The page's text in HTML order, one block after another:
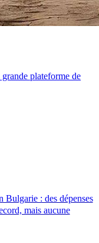
plateforme de
Bulgarie : des dépenses
mais aucune